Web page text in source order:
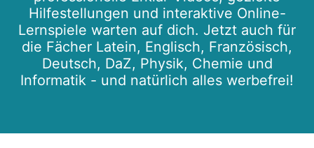
Hilfestellungen und interaktive Online-
Lernspiele warten auf dich. Jetzt auch für
die Fächer Latein, Englisch, Französisch,
Deutsch, DaZ, Physik, Chemie und
Informatik - und natürlich alles werbefrei!